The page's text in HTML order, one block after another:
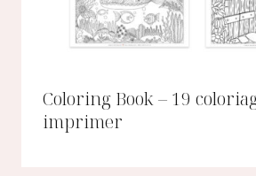
Coloring Book – 19
imprimer